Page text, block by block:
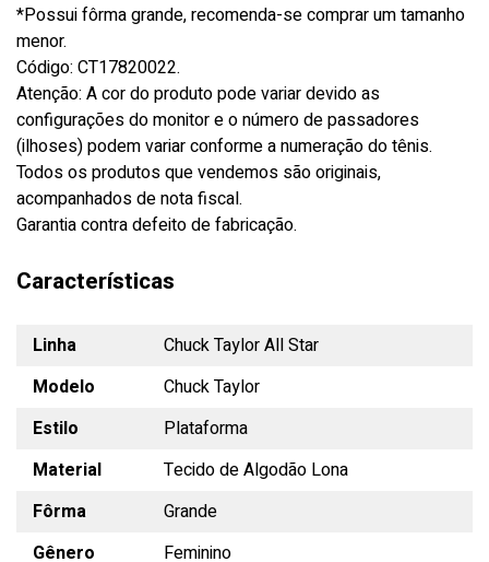
*Possui fôrma grande, recomenda-se comprar um tamanho
menor.
Código: CT17820022.
Atenção: A cor do produto pode variar devido as
configurações do monitor e o número de passadores
(ilhoses) podem variar conforme a numeração do tênis.
Todos os produtos que vendemos são originais,
acompanhados de nota fiscal.
Garantia contra defeito de fabricação.
Características
Linha
Chuck Taylor All Star
Modelo
Chuck Taylor
Estilo
Plataforma
Material
Tecido de Algodão Lona
Fôrma
Grande
Gênero
Feminino